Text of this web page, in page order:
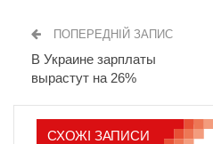
ПОПЕРЕДНІЙ ЗАПИС
В Украине зарплаты
вырастут на 26%
СХОЖІ ЗАПИСИ